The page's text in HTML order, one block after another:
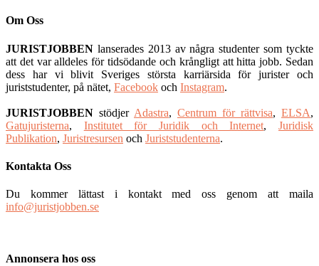
Om Oss
JURISTJOBBEN lanserades 2013 av några studenter som tyckte
att det var alldeles för tidsödande och krångligt att hitta jobb. Sedan
dess har vi blivit Sveriges största karriärsida för jurister och
juriststudenter, på nätet, Facebook och Instagram.
JURISTJOBBEN stödjer Adastra, Centrum för rättvisa, ELSA,
Gatujuristerna, Institutet för Juridik och Internet,Juridisk
Publikation, Juristresursen och Juriststudenterna.
Kontakta Oss
Du kommer lättast i kontakt med oss genom att maila
info@juristjobben.se
Annonsera hos oss